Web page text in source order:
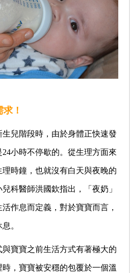
！
兒階段時，由於身體正快速發
小時不停歇的。從生理方面來
時鐘，也就沒有白天與夜晚的
科醫師洪國欽指出，「夜奶」
作息而定義，對於寶寶而言，
。
寶寶之前生活方式有著極大的
，寶寶被安穩的包覆於一個溫